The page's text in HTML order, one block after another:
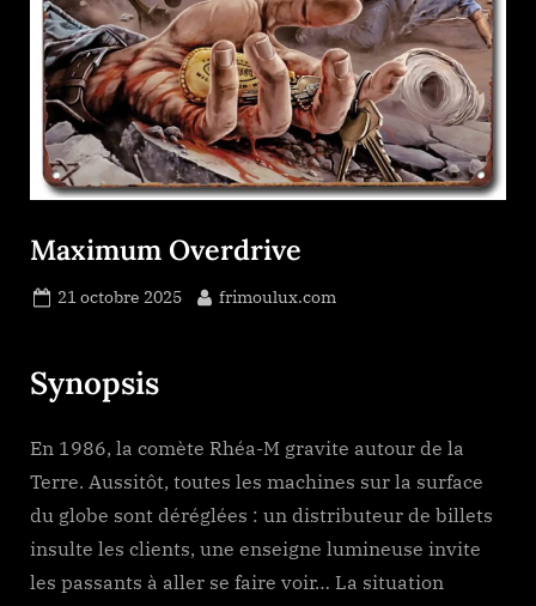
Maximum Overdrive
Posted
21 octobre 2025 By
frimoulux.com
Synopsis
En 1986, la comète Rhéa-M gravite autour de la
Terre. Aussitôt, toutes les machines sur la surface
du globe sont déréglées : un distributeur de billets
insulte les clients, une enseigne lumineuse invite
les passants à aller se faire voir… La situation